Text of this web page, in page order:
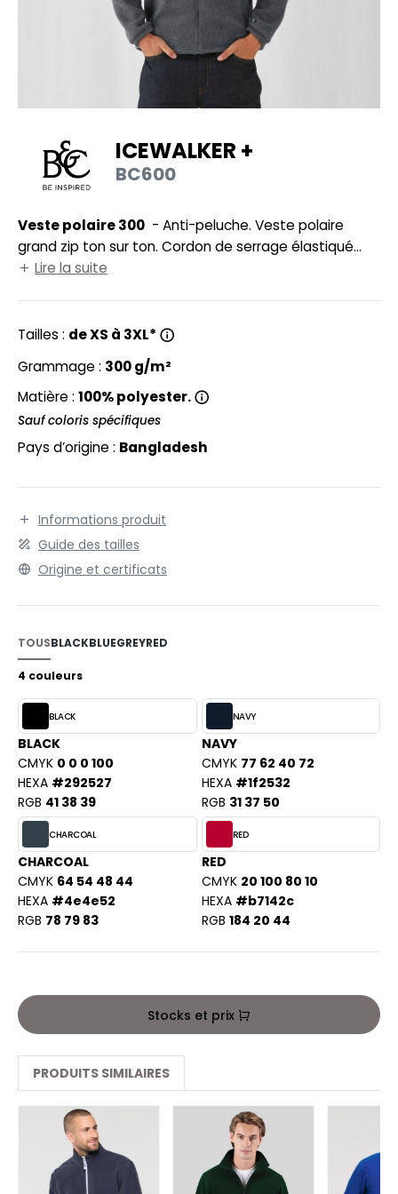
DE SERIE
VISIBILITE
MODULABLES
DE MAISON
IN EUROPE
LABEL / TEAR AWAY
SHOPPING
VETEMENTS
SHIRT
SHIRT
SI ON L'APPELAIT FRANCIS
HALES
- BLANKS
COOL
HOODS
T'S
ICEWALKER +
BC600
Veste polaire 300
grand zip ton sur ton. Cordon de serrage élastiqué
avec 2 stoppers. 2 poches zippées.
Lire la suite
Tailles : de XS à 3XL*
Grammage : 300 g/m²
Matière : 100% polyester.
Sauf coloris spécifiques
Pays d’origine : Bangladesh
Informations produit
Guide des tailles
Origine et certificats
TOUSBLACKBLUEGREYRED
4 couleurs
BLACK
BLACK
CMYK 0 0 0 100
HEXA #292527
RGB 41 38 39
NAVY
NAVY
CMYK 77 62 40 72
HEXA #1f2532
RGB 31 37 50
CHARCOAL
CHARCOAL
CMYK 64 54 48 44
HEXA #4e4e52
RGB 78 79 83
RED
RED
CMYK 20 100 80 10
HEXA #b7142c
RGB 184 20 44
Stocks et prix
PRODUITS SIMILAIRES